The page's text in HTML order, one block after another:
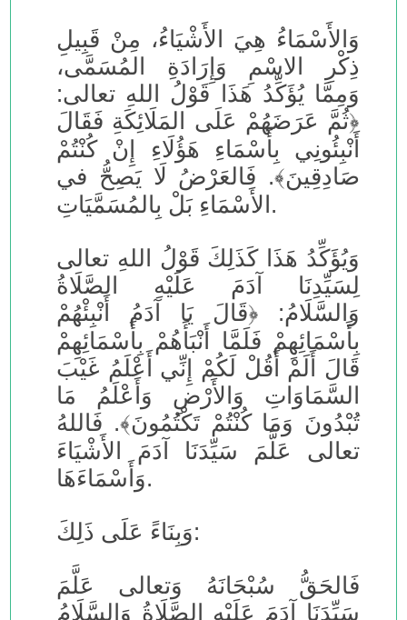
وَالأَسْمَاءُ هِيَ الأَشْيَاءُ، مِنْ قَبِيلِ
ذِكْرِ الاسْمِ وَإِرَادَةِ المُسَمَّى،
وَمِمَّا يُؤَكِّدُ هَذَا قَوْلُ اللهِ تعالى:
﴿ثُمَّ عَرَضَهُمْ عَلَى المَلَائِكَةِ فَقَالَ
أَنْبِئُونِي بِأَسْمَاءِ هَؤُلَاءِ إِنْ كُنْتُمْ
صَادِقِينَ﴾. فَالعَرْضُ لَا يَصِحُّ في
الأَسْمَاءِ بَلْ بِالمُسَمَّيَاتِ.
وَيُؤَكِّدُ هَذَا كَذَلِكَ قَوْلُ اللهِ تعالى
لِسَيِّدِنَا آدَمَ عَلَيْهِ الصَّلَاةُ
وَالسَّلَامُ: ﴿قَالَ يَا آدَمُ أَنْبِئْهُمْ
بِأَسْمَائِهِمْ فَلَمَّا أَنْبَأَهُمْ بِأَسْمَائِهِمْ
قَالَ أَلَمْ أَقُلْ لَكُمْ إِنِّي أَعْلَمُ غَيْبَ
السَّمَاوَاتِ وَالأَرْضِ وَأَعْلَمُ مَا
تُبْدُونَ وَمَا كُنْتُمْ تَكْتُمُونَ﴾. فَاللهُ
تعالى عَلَّمَ سَيِّدَنَا آدَمَ الأَشْيَاءَ
وَأَسْمَاءَهَا.
وَبِنَاءً عَلَى ذَلِكَ:
فَالحَقُّ سُبْحَانَهُ وَتعالى عَلَّمَ
سَيِّدَنَا آدَمَ عَلَيْهِ الصَّلَاةُ وَالسَّلَامُ